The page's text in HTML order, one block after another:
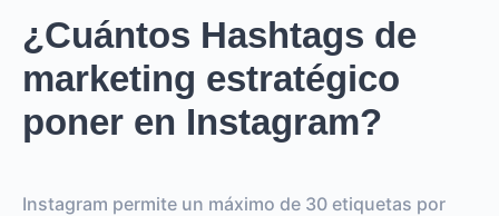
¿Cuántos Hashtags de
marketing estratégico
poner en Instagram?
Instagram permite un máximo de 30 etiquetas por